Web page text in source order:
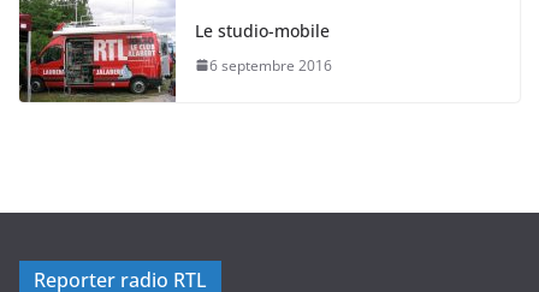
Le studio-mobile
6 septembre 2016
Reporter radio RTL